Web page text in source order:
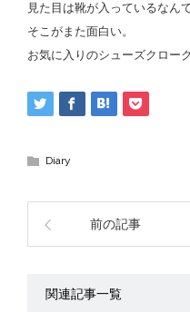
見た目は靴が入っているなん
そこがまた面白い。
お気に入りのシューズクロー
Diary
前の記事
関連記事一覧